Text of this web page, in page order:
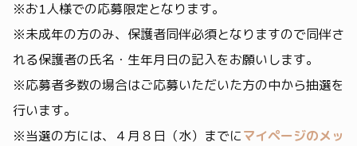
※お1人様での応募限定となります。
※未成年の方のみ、保護者同伴必須となりますので同伴さ
れる保護者の氏名・生年月日の記入をお願いします。
※応募者多数の場合はご応募いただいた方の中から抽選を
行います。
※当選の方には、４月８日（水）までにマイページのメッ